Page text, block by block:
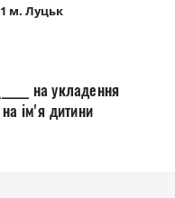
1 м. Луцьк
на укладення
ім'я дитини